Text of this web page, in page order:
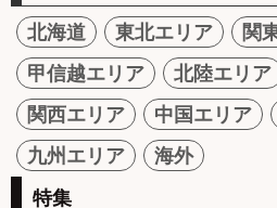
北海道 東北エリア
関
甲信越エリア
北陸エリア
関西エリア
中国エリア
九州エリア
海外
特集